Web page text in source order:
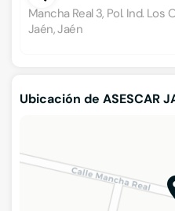
Mancha Real 3, Pol. Ind. Los
Jaén, Jaén
Ubicación de ASESCAR